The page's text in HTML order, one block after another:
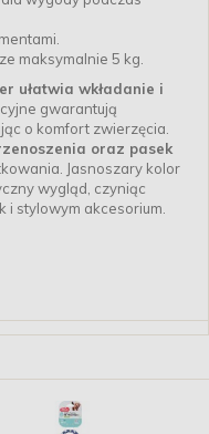
maksymalnie 5 kg.
ułatwia wkładanie i
gwarantują
o komfort zwierzęcia.
oraz pasek
Jasnoszary kolor
wygląd, czyniąc
stylowym akcesorium.